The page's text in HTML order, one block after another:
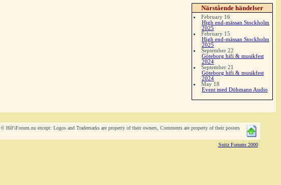
Närstående händelser
February 16
High end-mässan Stockholm
2025
February 15
High end-mässan Stockholm
2025
September 22
Göteborg hifi & musikfest
2024
September 21
Göteborg hifi & musikfest
2024
May 18
Event med Döhmann Audio
© HiFiForum.nu except: Logos and Trademarks are property of their owners, Comments are property of their posters
Snitz Forums 2000